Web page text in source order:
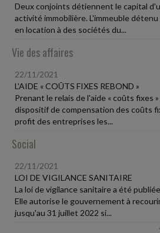
Deux conjoints détiennent le capital
activité immobilière. L'immeuble détenu
en location à des sociétés du...
Vie des affaires
22/11/2021
L'AIDE « COÛTS FIXES REBOND »
Prenant le relais de l'aide « coûts fixes
dispositif de compensation des coûts
profit des entreprises les...
Social
22/11/2021
LOI DE VIGILANCE SANITAIRE
La loi de vigilance sanitaire a été
Elle autorise le gouvernement à
jusqu'au 31 juillet 2022 si...